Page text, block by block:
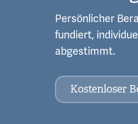
Persönlicher
fundiert,
abgestimmt.
Kostenloser